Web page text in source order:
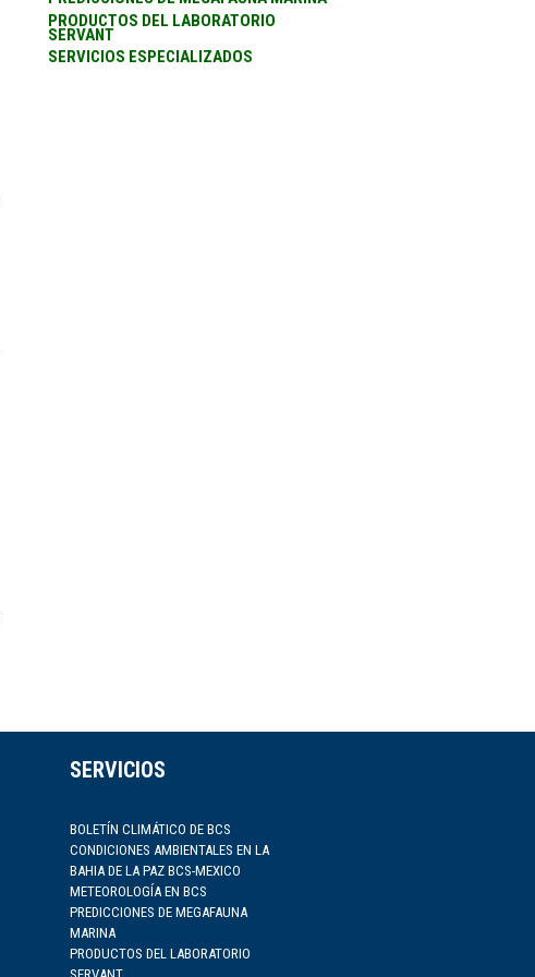
PRODUCTOS DEL LABORATORIO
SERVANT
SERVICIOS ESPECIALIZADOS
SERVICIOS
BOLETÍN CLIMÁTICO DE BCS
CONDICIONES AMBIENTALES EN LA
BAHIA DE LA PAZ BCS-MEXICO
METEOROLOGÍA EN BCS
PREDICCIONES DE MEGAFAUNA
MARINA
PRODUCTOS DEL LABORATORIO